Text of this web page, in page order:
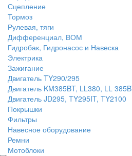
Сцепление
Тормоз
Рулевая, тяги
Дифференциал, ВОМ
Гидробак, Гидронасос и Навеска
Электрика
Зажигание
Двигатель TY290/295
Двигатель KM385BT, LL380, LL
Двигатель JD295, TY295IT, TY2100
Покрышки
Фильтры
Навесное оборудование
Ремни
Мотоблоки